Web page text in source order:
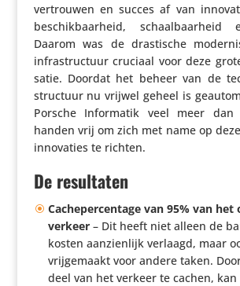
ver­trouwen en succes af van
beschik­baar­heid, schaal­baar­heid
Daarom was de dras­ti­sche
infra­struc­tuur cruciaal voor deze
satie. Doordat het beheer van de
struc­tuur nu vrijwel geheel is
Porsche Infor­matik veel meer dan
handen vrij om zich met name op
inno­va­ties te richten.
De resultaten
Cache­per­cen­tage van 95% van het
verkeer– Dit heeft niet alleen de
kosten aanzien­lijk verlaagd, maar
vrij­ge­maakt voor andere taken.
deel van het verkeer te cachen,